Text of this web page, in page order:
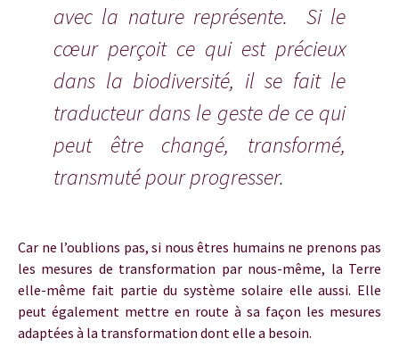
avec la nature représente. Si le
cœur perçoit ce qui est précieux
dans la biodiversité, il se fait le
traducteur dans le geste de ce qui
peut être changé, transformé,
transmuté pour progresser.
Car ne l’oublions pas, si nous êtres humains ne prenons pas
les mesures de transformation par nous-même, la Terre
elle-même fait partie du système solaire elle aussi. Elle
peut également mettre en route à sa façon les mesures
adaptées à la transformation dont elle a besoin.